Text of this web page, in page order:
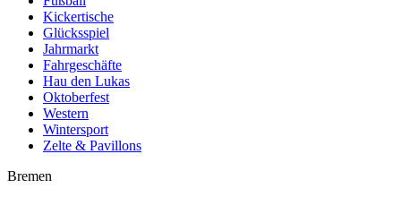
Kickertische
Glücksspiel
Jahrmarkt
Fahrgeschäfte
Hau den Lukas
Oktoberfest
Western
Wintersport
Zelte & Pavillons
Bremen